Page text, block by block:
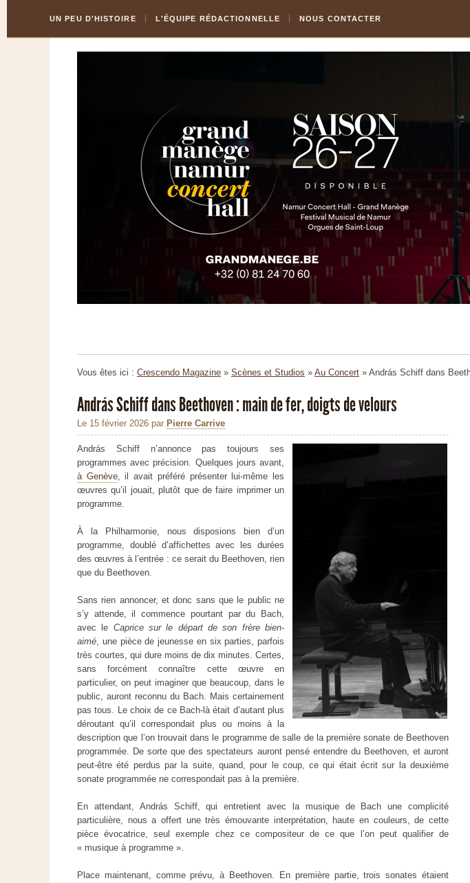
Content
la
UN PEU D'HISTOIRE L'ÉQUIPE RÉDACTIONNELLE NOUS CONTACTER
Vous êtes ici : Crescendo Magazine » Scènes et Studios » Au Concert » András Schiff dans
András Schiff dans Beethoven : main de fer, doigts de velours
Le 15 février 2026 par Pierre Carrive
András Schiff n’annonce pas toujours ses
programmes avec précision. Quelques jours avant,
à Genève, il avait préféré présenter lui-même les
œuvres qu’il jouait, plutôt que de faire imprimer un
programme.
À la Philharmonie, nous disposions bien d’un
programme, doublé d’affichettes avec les durées
des œuvres à l’entrée : ce serait du Beethoven, rien
que du Beethoven.
Sans rien annoncer, et donc sans que le public ne
s’y attende, il commence pourtant par du Bach,
avec le Caprice sur le départ de son frère bien-
aimé, une pièce de jeunesse en six parties, parfois
très courtes, qui dure moins de dix minutes. Certes,
sans forcément connaître cette œuvre en
particulier, on peut imaginer que beaucoup, dans le
public, auront reconnu du Bach. Mais certainement
pas tous. Le choix de ce Bach-là était d’autant plus
déroutant qu’il correspondait plus ou moins à la
description que l’on trouvait dans le programme de salle de la première sonate de Beethoven
programmée. De sorte que des spectateurs auront pensé entendre du Beethoven, et auront
peut-être été perdus par la suite, quand, pour le coup, ce qui était écrit sur la deuxième
sonate programmée ne correspondait pas à la première.
En attendant, András Schiff, qui entretient avec la musique de Bach une complicité
particulière, nous a offert une très émouvante interprétation, haute en couleurs, de cette
pièce évocatrice, seul exemple chez ce compositeur de ce que l’on peut qualifier de
« musique à programme ».
Place maintenant, comme prévu, à Beethoven. En première partie, trois sonates étaient